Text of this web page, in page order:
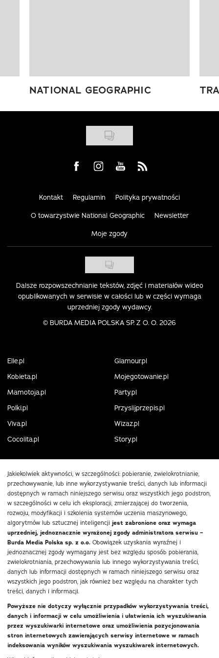
NATIONAL GEOGRAPHIC
Visit us on Facebook
Visit us on Instagram
Visit us on Youtube
Visit us on Rss
Kontakt Regulamin Polityka prywatności
O towarzystwie National Geographic Newsletter
Moje zgody
Dalsze rozpowszechnianie tekstów, zdjęć i materiałów wideo
opublikowanych w serwisie w całości lub w części wymaga
uprzedniej zgody wydawcy.
© BURDA MEDIA POLSKA SP. Z O. O. 2026
Elle.pl
Glamour.pl
Kobieta.pl
Mojegotowanie.pl
Mamotoja.pl
Party.pl
Polki.pl
Przyslijprzepis.pl
Viva.pl
Wizaz.pl
Cocolita.pl
Story.pl
Jakiekolwiek aktywności, w szczególności: pobieranie, zwielokrotnianie,
przechowywanie, lub inne wykorzystywanie treści, danych lub informacji
dostępnych w ramach niniejszego serwisu oraz wszystkich jego podstron,
w szczególności w celu ich eksploracji, zmierzającej do tworzenia,
rozwoju, modyfikacji i szkolenia systemów uczenia maszynowego,
algorytmów lub sztucznej inteligencji jest zabronione oraz wymaga
uprzedniej, jednoznacznie wyrażonej zgody administratora serwisu –
Burda Media Polska sp. z o.o. Obowiązek uzyskania wyraźnej i
jednoznacznej zgody wymagany jest bez względu sposób pobierania,
zwielokrotniania, przechowywania lub innego wykorzystywania treści,
danych lub informacji dostępnych w ramach niniejszego serwisu oraz
wszystkich jego podstron, jak również bez względu na charakter tych
treści, danych i informacji.
Powyższe nie dotyczy wyłącznie przypadków wykorzystywania treści,
danych i informacji w celu umożliwienia i ułatwienia ich wyszukiwania
przez wyszukiwarki internetowe oraz umożliwienia pozycjonowania
stron internetowych zawierających serwisy internetowe w ramach
indeksowania wyników wyszukiwania wyszukiwarek internetowych.